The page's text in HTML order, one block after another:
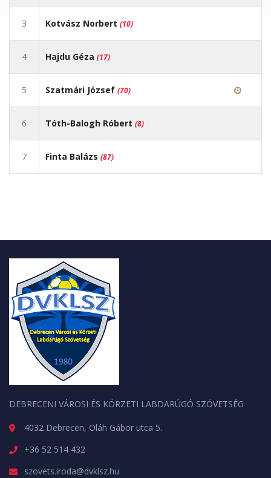
3 Kotvász Norbert (10)
4 Hajdu Géza (17)
5 Szatmári József (70)
6 Tóth-Balogh Róbert (8)
7 Finta Balázs (87)
DEBRECENI VÁROSI ÉS KÖRZETI LABDARÚGÓ SZÖVETSÉG
4032 Debrecen, Oláh Gábor utca 5.
+36 52 514 432
szovets.iroda@dvklsz.hu